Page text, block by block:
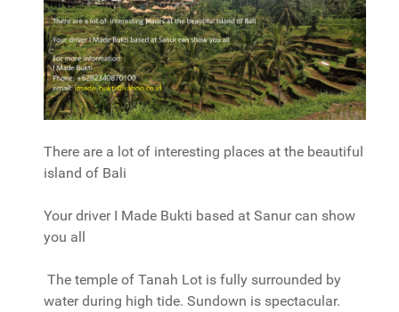
There are a lot of interesting places at the beautiful
island of Bali
Your driver I Made Bukti based at Sanur can show
you all
The temple of Tanah Lot is fully surrounded by
water during high tide. Sundown is spectacular.